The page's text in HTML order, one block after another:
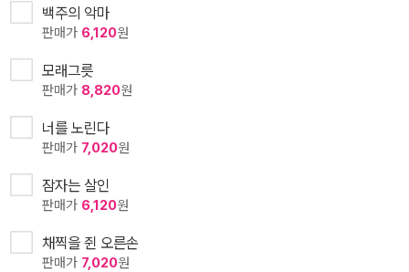
백주의 악마
판매가 6,120원
모래그릇
판매가 8,820원
너를 노린다
판매가 7,020원
잠자는 살인
판매가 6,120원
채찍을 쥔 오른손
판매가 7,020원